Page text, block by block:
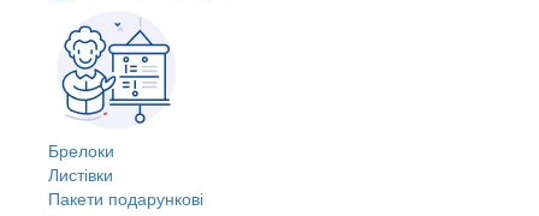
Брелоки
Листівки
Пакети подарункові